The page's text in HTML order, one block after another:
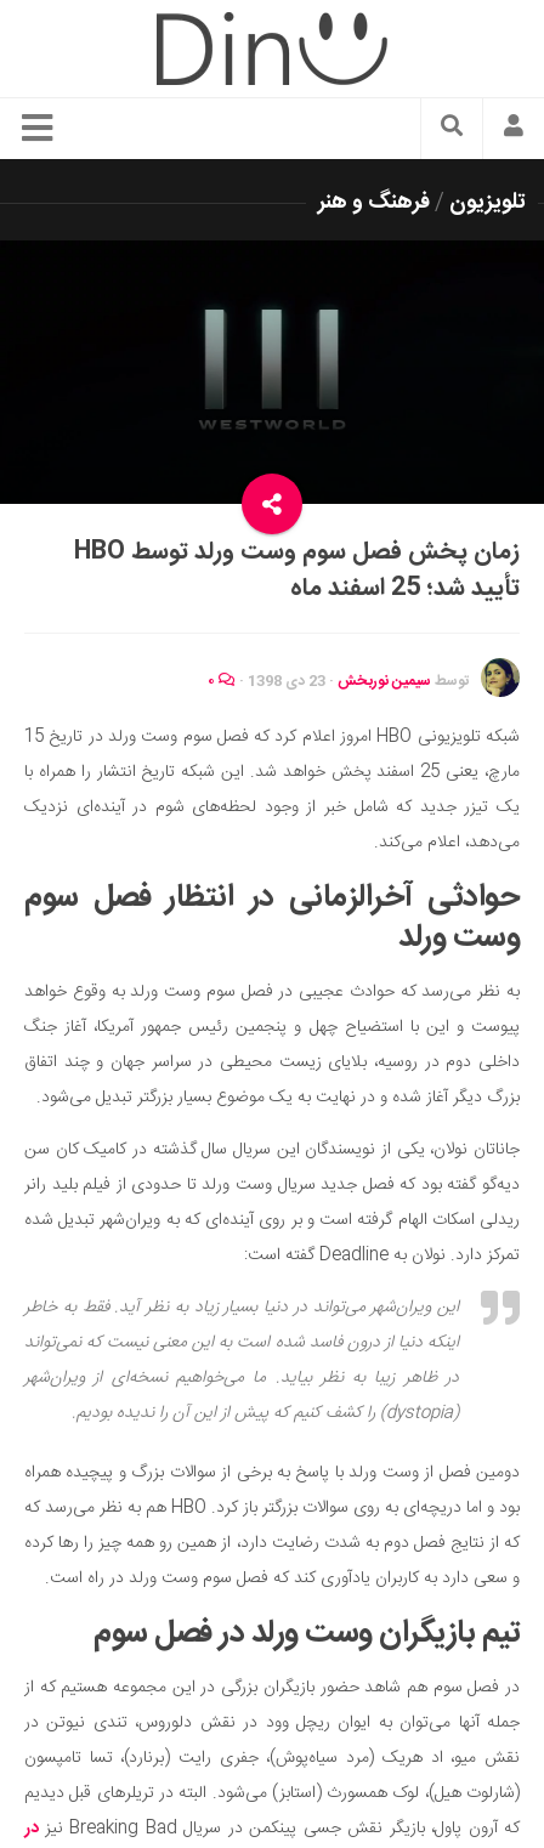
سبک زندگی
دکوراسیون و چیدمان
رستوران گردی
سفر و گردشگری
ایران گردی
جهان گردی
موفقیت و مهارت‌های فردی
تغذیه سالم
بهداشت
بیماری و درمان
کودک و مادر
ورزش و تندرستی
روانشناسی
مراکز پزشکی و دارویی
فرهنگ و هنر
سینما و تئاتر
موسیقی
چهره‌ها
عکاسی و هنرهای تجسمی
تاریخ
معماری
فناوری‌ها
نجوم و هوا فضا
زمین و محیط زیست
خودرو
سرگرمی
بازی
فال
مسابقه
تلویزیون /فرهنگ و هنر
زمان پخش فصل سوم وست ورلد توسط HBO
تأیید شد؛ 25 اسفند ماه
توسط سیمین نوربخش · 23 دی 1398 ·
شبکه تلویزیونی HBO امروز اعلام کرد که فصل سوم وست ورلد در تاریخ 15
مارچ، یعنی 25 اسفند پخش خواهد شد. این شبکه تاریخ انتشار را همراه با
یک تیزر جدید که شامل خبر از وجود لحظه‌های شوم در آینده‌ای نزدیک
می‌دهد، اعلام می‌کند.
حوادثی آخرالزمانی در انتظار فصل سوم
وست ورلد
به نظر می‌رسد که حوادث عجیبی در فصل سوم وست ورلد به وقوع خواهد
پیوست و این با استضیاح چهل و پنجمین رئیس جمهور آمریکا، آغاز جنگ
داخلی دوم در روسیه، بلایای زیست محیطی در سراسر جهان و چند اتفاق
بزرگ دیگر آغاز شده و در نهایت به یک موضوع بسیار بزرگتر تبدیل می‌شود.
جاناتان نولان، یکی از نویسندگان این سریال سال گذشته در کامیک کان سن
دیه‌گو گفته بود که فصل جدید سریال وست ورلد تا حدودی از فیلم بلید رانر
ریدلی اسکات الهام گرفته است و بر روی آینده‌ای که به ویران‌شهر تبدیل شده
تمرکز دارد. نولان به Deadline گفته است:
این ویران‌شهر می‌تواند در دنیا بسیار زیاد به نظر آید. فقط به خاطر
اینکه دنیا از درون فاسد شده است به این معنی نیست که نمی‌تواند
در ظاهر زیبا به نظر بیاید. ما می‌خواهیم نسخه‌ای از ویران‌شهر
(dystopia) را کشف کنیم که پیش از این آن را ندیده بودیم.
دومین فصل از وست ورلد با پاسخ به برخی از سوالات بزرگ و پیچیده همراه
بود و اما دریچه‌ای به روی سوالات بزرگتر باز کرد. HBO هم به نظر می‌رسد که
که از نتایج فصل دوم به شدت رضایت دارد، از همین رو همه چیز را رها کرده
و سعی دارد به کاربران یادآوری کند که فصل سوم وست ورلد در راه است.
تیم بازیگران وست ورلد در فصل سوم
در فصل سوم هم شاهد حضور بازیگران بزرگی در این مجموعه هستیم که از
جمله آنها می‌توان به ایوان ریچل وود در نقش دلوروس، تندی نیوتن در
نقش میو، اد هریک (مرد سیاه‌پوش)، جفری رایت (برنارد)، تسا تامپسون
(شارلوت هیل)، لوک همسورث (استابز) می‌شود. البته در تریلرهای قبل دیدیم
که آرون پاول، بازیگر نقش جسی پینکمن در سریال Breaking Bad نیز
در